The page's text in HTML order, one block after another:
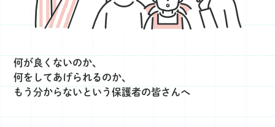
何が良くないのか、
何をしてあげられるのか、
もう分からないという保護者の皆さんへ